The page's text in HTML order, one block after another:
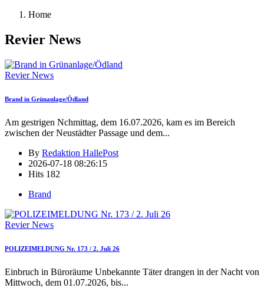
Home
Revier News
Revier News
Brand in Grünanlage/Ödland
Am gestrigen Nchmittag, dem 16.07.2026, kam es im Bereich
zwischen der Neustädter Passage und dem...
By Redaktion HallePost
2026-07-18 08:26:15
Hits 182
Brand
Revier News
POLIZEIMELDUNG Nr. 173 / 2. Juli 26
Einbruch in Büroräume Unbekannte Täter drangen in der Nacht von
Mittwoch, dem 01.07.2026, bis...